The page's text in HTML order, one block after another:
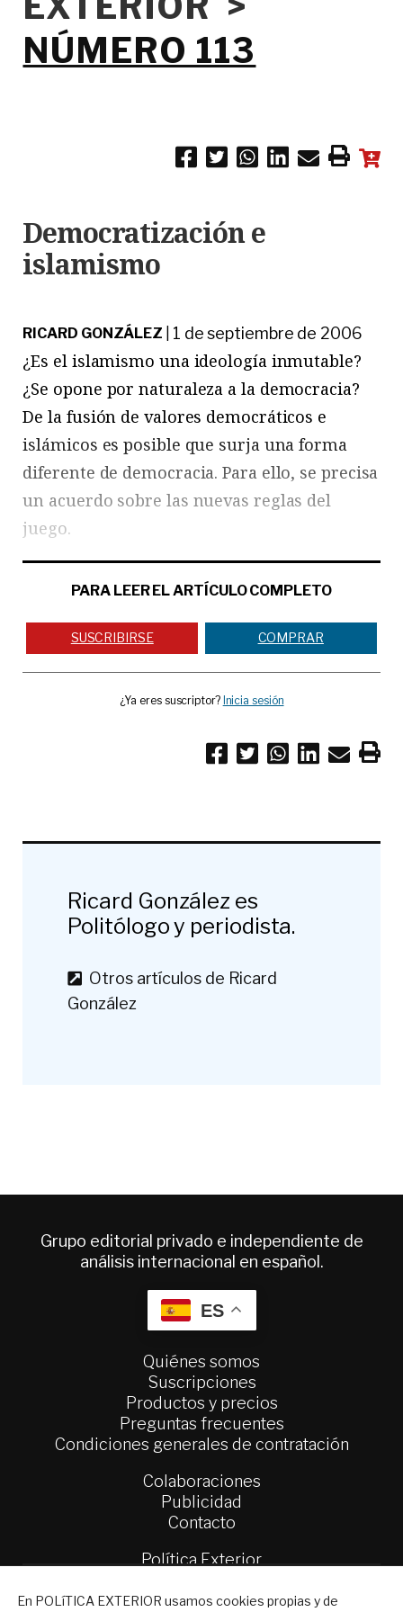
NÚMERO 113
Democratización e
islamismo
RICARD GONZÁLEZ 1 de septiembre de 2006
¿Es el islamismo una ideología inmutable?
¿Se opone por naturaleza a la democracia?
De la fusión de valores democráticos e
islámicos es posible que surja una forma
diferente de democracia. Para ello, se precisa
un acuerdo sobre las nuevas reglas del
juego.
PARA LEER EL ARTÍCULO COMPLETO
SUSCRIBIRSE COMPRAR
¿Ya eres suscriptor? Inicia sesión
Ricard González es
Politólogo y periodista.
Otros artículos de Ricard
González
Grupo editorial privado e independiente de
análisis internacional en español.
ES
Quiénes somos
Suscripciones
Productos y precios
Preguntas frecuentes
Condiciones generales de contratación
Colaboraciones
Publicidad
Contacto
Política Exterior
Afkar/Ideas
En POLíTICA EXTERIOR usamos cookies propias y de
NEWSLETTER